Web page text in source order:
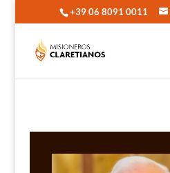
+39 06 8091 0011